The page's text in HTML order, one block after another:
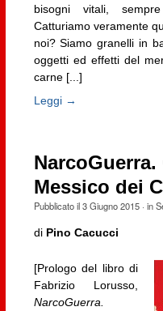
bisogni vitali,
Catturiamo veramente
noi? Siamo granelli in
oggetti ed effetti del
carne [...]
Leggi →
Messico dei
Pubblicato il3 Giugno 2015· in
di Pino Cacucci
[Prologo del libro di
Fabrizio Lorusso,
NarcoGuerra.